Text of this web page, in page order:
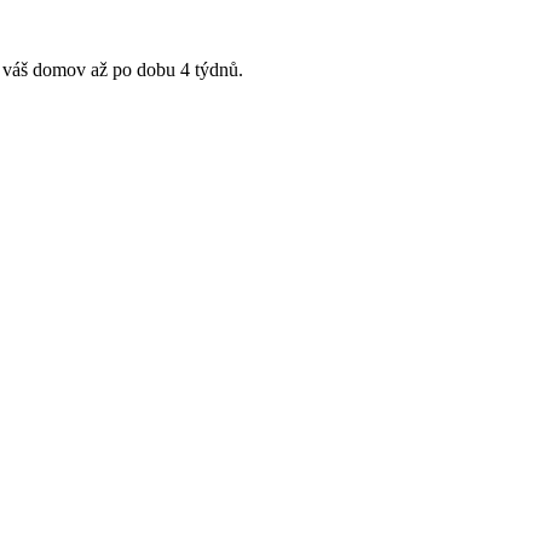
domov až po dobu 4 týdnů.